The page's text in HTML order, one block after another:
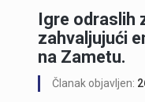
Igre odraslih
zahvaljujući
na Zametu.
Članak objavljen: